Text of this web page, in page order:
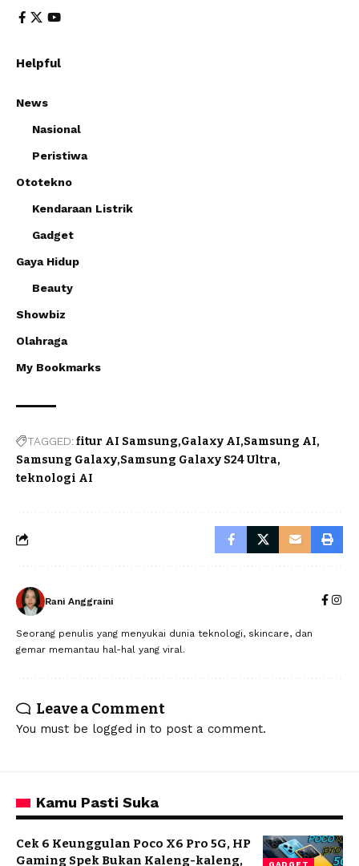
Helpful
News
Nasional
Peristiwa
Ototekno
Kendaraan Listrik
Gadget
Gaya Hidup
Beauty
Showbiz
Olahraga
My Bookmarks
TAGGED:fitur AI Samsung Galaxy AI Samsung AI
Samsung Galaxy Samsung Galaxy S24 Ultra
teknologi AI
Rani Anggraini
Seorang penulis yang menyukai dunia teknologi, skincare, dan
gemar memantau hal-hal yang viral.
Leave a Comment
You must be logged in to post a comment.
Kamu Pasti Suka
GADGET
Cek 6 Keunggulan Poco X6 Pro 5G, HP
Gaming Spek Bukan Kaleng-kaleng,